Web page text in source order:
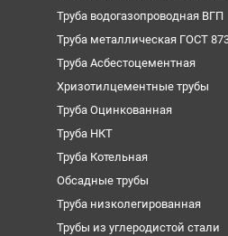
Труба водогазопроводная ВГП
Труба металлическая ГОСТ
Труба Асбестоцементная
Хризотилцементные трубы
Труба Оцинкованная
Труба НКТ
Труба Котельная
Обсадные трубы
Труба низколегированная
Трубы из углеродистой стали